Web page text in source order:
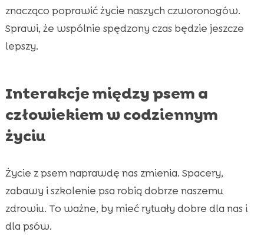
znacząco poprawić życie naszych czworonogów.
Sprawi, że wspólnie spędzony czas będzie jeszcze
lepszy.
Interakcje między psem a
człowiekiem w codziennym
życiu
Życie z psem naprawdę nas zmienia. Spacery,
zabawy i szkolenie psa robią dobrze naszemu
zdrowiu. To ważne, by mieć rytuały dobre dla nas i
dla psów.